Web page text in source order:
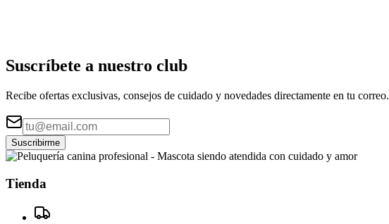
Suscríbete a nuestro club
Recibe ofertas exclusivas, consejos de cuidado y novedades directamente en tu correo.
Suscribirme
Tienda